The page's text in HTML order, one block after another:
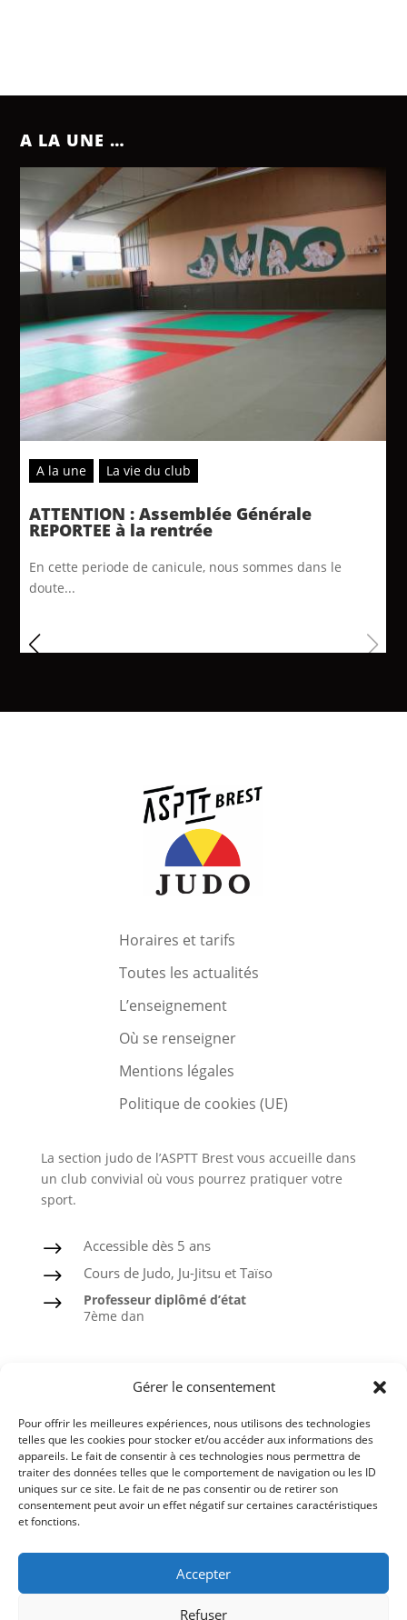
Gérer le consentement
Pour offrir les meilleures expériences, nous utilisons des technologies
telles que les cookies pour stocker et/ou accéder aux informations des
appareils. Le fait de consentir à ces technologies nous permettra de
traiter des données telles que le comportement de navigation ou les ID
uniques sur ce site. Le fait de ne pas consentir ou de retirer son
consentement peut avoir un effet négatif sur certaines caractéristiques
et fonctions.
Accepter
Refuser
A LA UNE …
A la une La vie du club
ATTENTION : Assemblée Générale
REPORTEE à la rentrée
En cette periode de canicule, nous sommes dans le
doute...
Horaires et tarifs
Toutes les actualités
L’enseignement
Où se renseigner
Mentions légales
Politique de cookies (UE)
La section judo de l’ASPTT Brest vous accueille dans
un club convivial où vous pourrez pratiquer votre
sport.
$ Accessible dès 5 ans
$ Cours de Judo, Ju-Jitsu et Taïso
$
Professeur diplômé d’état
7ème dan
Taïso ou Gymnastique douce
Ceintures noires formées à l’ASPTT
Comité du Finistère de Judo
Ligue de Bretagne de Judo